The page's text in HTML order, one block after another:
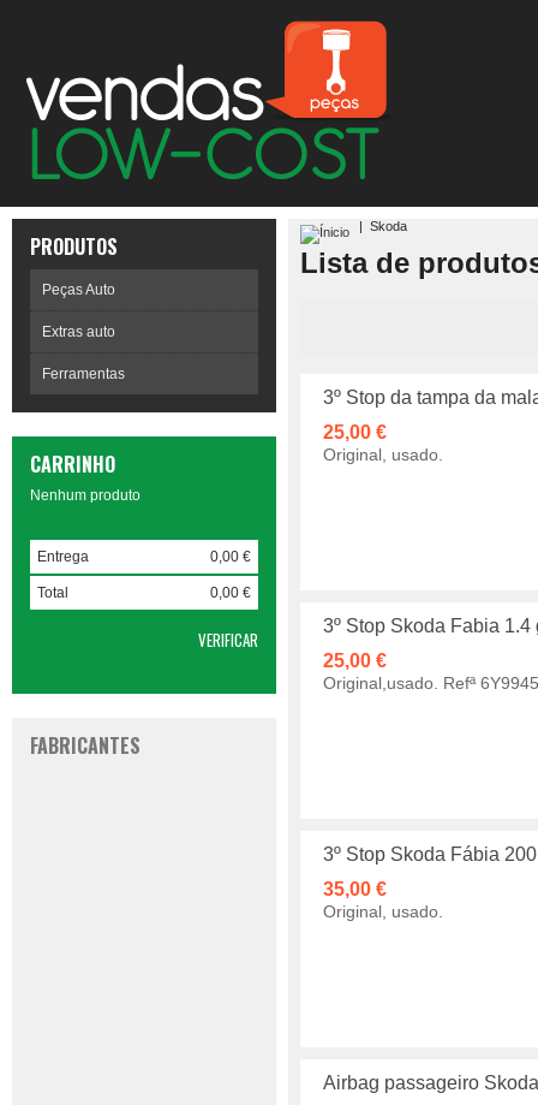
PRODUTOS
Peças Auto
Extras auto
Ferramentas
CARRINHO
Nenhum produto
0,00 €
Entrega
0,00 €
Total
VERIFICAR
FABRICANTES
| Skoda
Lista de
3º Stop da tampa da
25,00 €
Original, usado.
3º Stop Skoda Fabia
25,00 €
Original,usado. Refª
3º Stop Skoda Fábia
35,00 €
Original, usado.
Airbag passageiro